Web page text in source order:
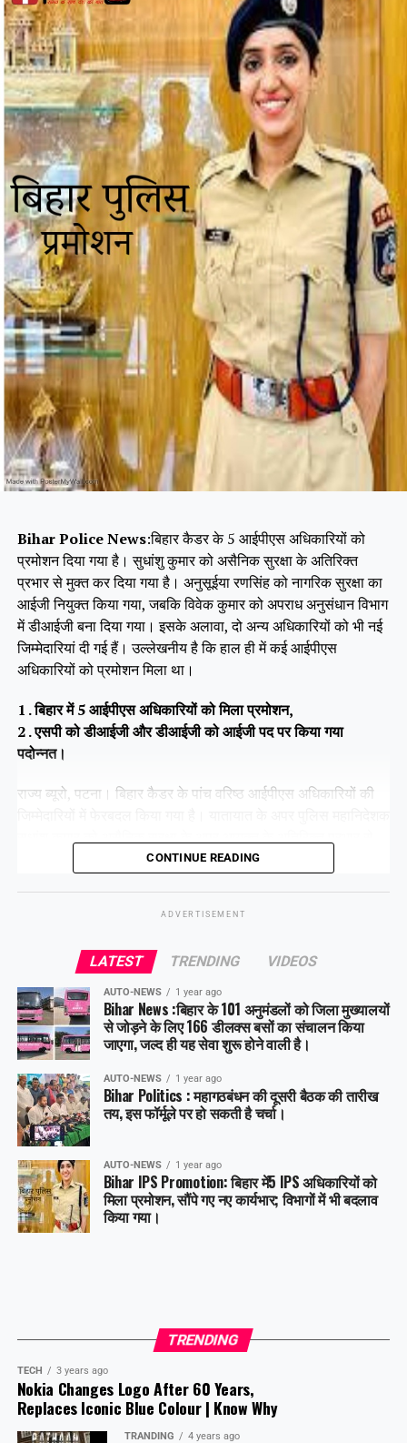
Bihar Police News:बिहार कैडर के 5 आईपीएस अधिकारियों को
प्रमोशन दिया गया है। सुधांशु कुमार को असैनिक सुरक्षा के अतिरिक्त
प्रभार से मुक्त कर दिया गया है। अनुसूईया रणसिंह को नागरिक सुरक्षा का
आईजी नियुक्त किया गया, जबकि विवेक कुमार को अपराध अनुसंधान विभाग
में डीआईजी बना दिया गया। इसके अलावा, दो अन्य अधिकारियों को भी नई
जिम्मेदारियां दी गई हैं। उल्लेखनीय है कि हाल ही में कई आईपीएस
अधिकारियों को प्रमोशन मिला था।
1 . बिहार में 5 आईपीएस अधिकारियों को मिला प्रमोशन,
2 . एसपी को डीआईजी और डीआईजी को आईजी पद पर किया गया
पदोन्नत।
राज्य ब्यूरो, पटना। बिहार कैडर के पांच वरिष्ठ आईपीएस अधिकारियों की
Facebook X
Like this:
CONTINUE READING
ADVERTISEMENT
LATEST TRENDING VIDEOS
AUTO-NEWS 1 year ago
Bihar News :बिहार के 101 अनुमंडलों को जिला मुख्यालयों
से जोड़ने के लिए 166 डीलक्स बसों का संचालन किया
जाएगा, जल्द ही यह सेवा शुरू होने वाली है।
AUTO-NEWS 1 year ago
Bihar Politics : महागठबंधन की दूसरी बैठक की तारीख
तय, इस फॉर्मूले पर हो सकती है चर्चा।
AUTO-NEWS 1 year ago
Bihar IPS Promotion: बिहार में5 IPS अधिकारियों को
मिला प्रमोशन, सौंपे गए नए कार्यभार; विभागों में भी बदलाव
किया गया।
TRENDING
TECH 3 years ago
Nokia Changes Logo After 60 Years,
Replaces Iconic Blue Colour | Know Why
TRANDING 4 years ago